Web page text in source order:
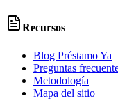
Recursos
Blog Préstamo Ya
Preguntas
Metodología
Mapa del sitio